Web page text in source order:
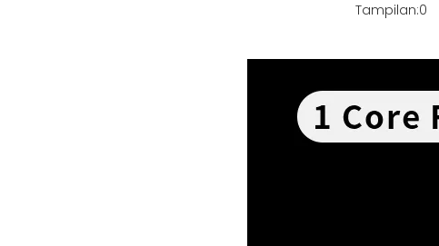
Tampilan:0